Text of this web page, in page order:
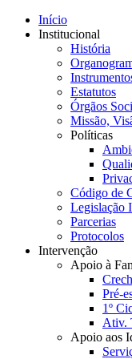
Início
Institucional
História
Estatutos
Órgãos
Missão,
Políticas
Código de
Legislação
Parcerias
Protocolos
Intervenção
Apoio à
Pré-
1º
Ativ.
Apoio aos